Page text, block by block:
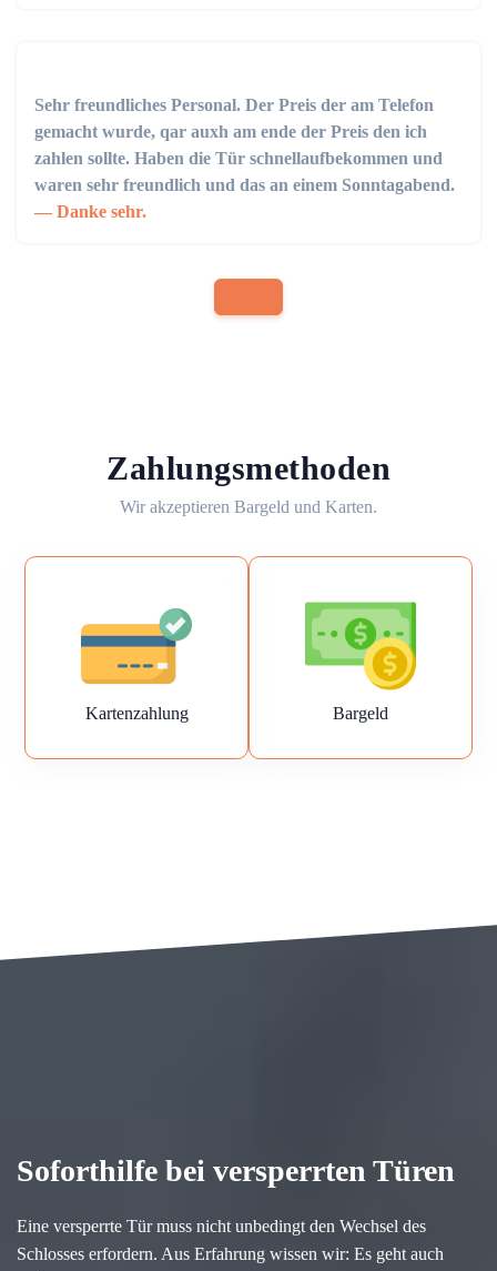
Sehr freundliches Personal. Der Preis der am Telefon
gemacht wurde, qar auxh am ende der Preis den ich
zahlen sollte. Haben die Tür schnellaufbekommen und
waren sehr freundlich und das an einem Sonntagabend.
Danke sehr.
Zahlungsmethoden
Wir akzeptieren Bargeld und Karten.
Kartenzahlung Bargeld
Soforthilfe bei versperrten Türen
Eine versperrte Tür muss nicht unbedingt den Wechsel des
Schlosses erfordern. Aus Erfahrung wissen wir: Es geht auch